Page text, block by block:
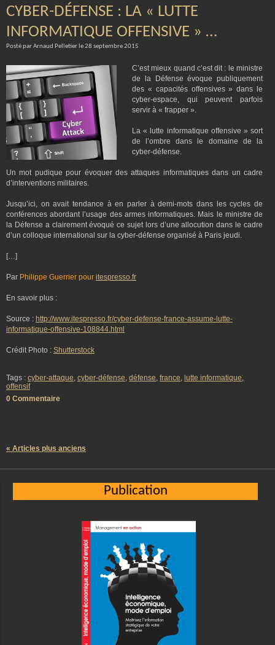
CYBER-DÉFENSE : LA « LUTTE
INFORMATIQUE OFFENSIVE » …
Posté par Arnaud Pelletier le 28 septembre 2015
C’est mieux quand c’est dit : le ministre
de la Défense évoque publiquement
des « capacités offensives » dans le
cyber-espace, qui peuvent parfois
servir à « frapper ».
La « lutte informatique offensive » sort
de l’ombre dans le domaine de la
cyber-défense.
Un mot pudique pour évoquer des attaques informatiques dans un cadre
d’interventions militaires.
Jusqu’ici, on avait tendance à en parler à demi-mots dans les cycles de
conférences abordant l’usage des armes informatiques. Mais le ministre de
la Défense a clairement évoqué ce sujet lors d’une allocution dans le cadre
d’un colloque international sur la cyber-défense organisé à Paris jeudi.
[…]
Par Philippe Guerrier pour itespresso.fr
En savoir plus :
Source : http://www.itespresso.fr/cyber-defense-france-assume-lutte-
informatique-offensive-108844.html
Crédit Photo : Shutterstock
Tags : cyber-attaque, cyber-défense, défense, france, lutte informatique,
offensif
0 Commentaire
« Articles plus anciens
Publication